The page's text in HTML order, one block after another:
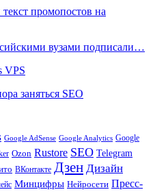
промопостов на
вузами подписали…
VPS
заняться SEO
Google AdSense Google Analytics Google
Ozon Rustore SEO Telegram
ВКонтакте Дзен Дизайн
Минцифры Нейросети Пресс-